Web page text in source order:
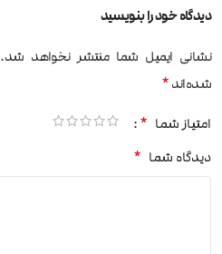
دیدگاه خود را بنویسید
نشانی ایمیل شما منتشر نخواهد شد.
شده‌اند*
امتیاز شما *
دیدگاه شما *